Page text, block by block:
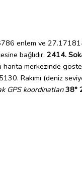
enlem ve
bağlıdır. 2414.
harita merkezinde
Rakımı (deniz
GPS koordinatları38°